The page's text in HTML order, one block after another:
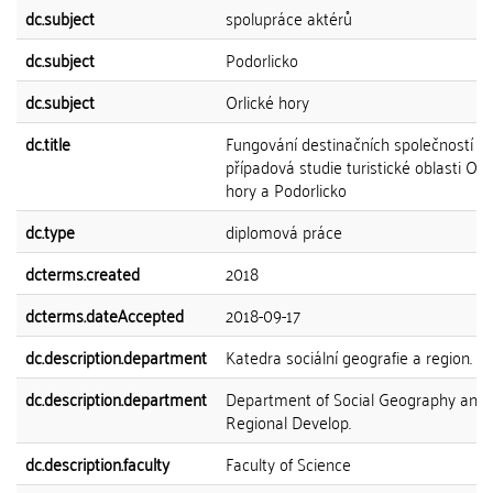
dc.subject
spolupráce aktérů
dc.subject
Podorlicko
dc.subject
Orlické hory
dc.title
Fungování destinačních společností v
případová studie turistické oblasti
hory a Podorlicko
dc.type
diplomová práce
dcterms.created
2018
dcterms.dateAccepted
2018-09-17
dc.description.department
Katedra sociální geografie a region.
dc.description.department
Department of Social Geography and
Regional Develop.
dc.description.faculty
Faculty of Science